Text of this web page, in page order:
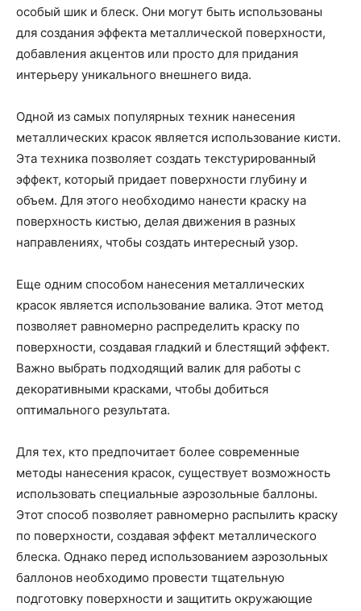
особый шик и блеск. Они могут быть использованы
для создания эффекта металлической поверхности,
добавления акцентов или просто для придания
интерьеру уникального внешнего вида.
Одной из самых популярных техник нанесения
металлических красок является использование кисти.
Эта техника позволяет создать текстурированный
эффект, который придает поверхности глубину и
объем. Для этого необходимо нанести краску на
поверхность кистью, делая движения в разных
направлениях, чтобы создать интересный узор.
Еще одним способом нанесения металлических
красок является использование валика. Этот метод
позволяет равномерно распределить краску по
поверхности, создавая гладкий и блестящий эффект.
Важно выбрать подходящий валик для работы с
декоративными красками, чтобы добиться
оптимального результата.
Для тех, кто предпочитает более современные
методы нанесения красок, существует возможность
использовать специальные аэрозольные баллоны.
Этот способ позволяет равномерно распылить краску
по поверхности, создавая эффект металлического
блеска. Однако перед использованием аэрозольных
баллонов необходимо провести тщательную
подготовку поверхности и защитить окружающие